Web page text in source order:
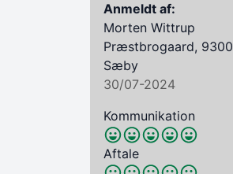
Anmeldt af:
Morten Wittrup
Præstbrogaard, 9300
Sæby
30/07-2024
Kommunikation
Aftale